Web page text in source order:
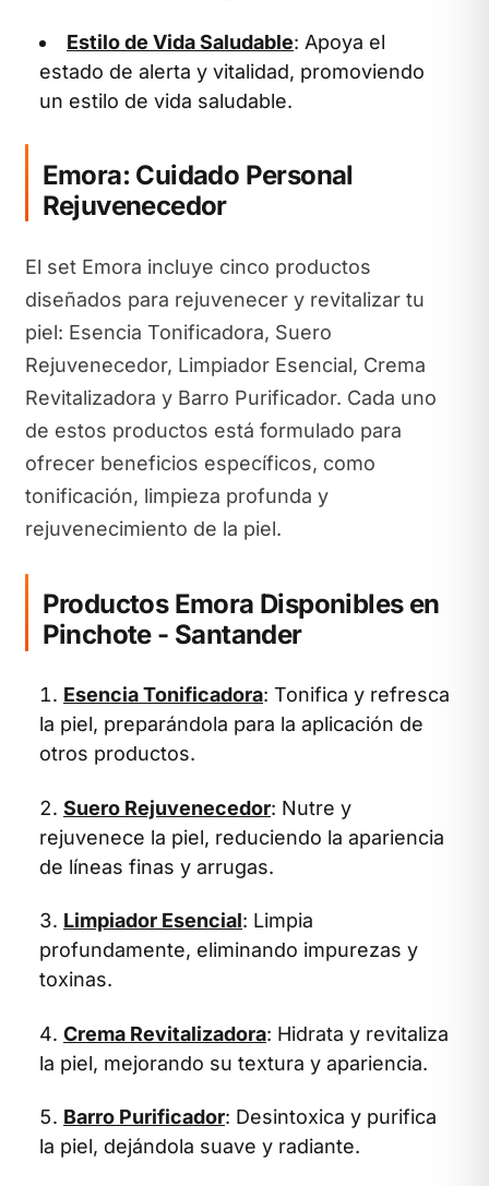
Estilo de Vida Saludable: Apoya el
estado de alerta y vitalidad, promoviendo
un estilo de vida saludable.
Emora: Cuidado Personal
Rejuvenecedor
El set Emora incluye cinco productos
diseñados para rejuvenecer y revitalizar tu
piel: Esencia Tonificadora, Suero
Rejuvenecedor, Limpiador Esencial, Crema
Revitalizadora y Barro Purificador. Cada uno
de estos productos está formulado para
ofrecer beneficios específicos, como
tonificación, limpieza profunda y
rejuvenecimiento de la piel.
Productos Emora Disponibles en
Pinchote - Santander
Esencia Tonificadora: Tonifica y refresca
la piel, preparándola para la aplicación de
otros productos.
Suero Rejuvenecedor: Nutre y
rejuvenece la piel, reduciendo la apariencia
de líneas finas y arrugas.
Limpiador Esencial: Limpia
profundamente, eliminando impurezas y
toxinas.
Crema Revitalizadora: Hidrata y revitaliza
la piel, mejorando su textura y apariencia.
Barro Purificador: Desintoxica y purifica
la piel, dejándola suave y radiante.